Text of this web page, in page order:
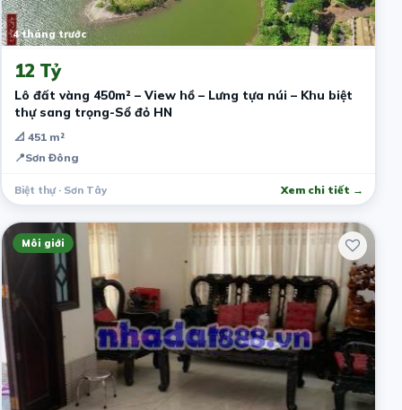
4 tháng trước
12 Tỷ
Lô đất vàng 450m² – View hồ – Lưng tựa núi – Khu biệt
thự sang trọng-Sổ đỏ HN
📐 451 m²
📍Sơn Đông
Biệt thự · Sơn Tây Xem chi tiết →
Môi giới